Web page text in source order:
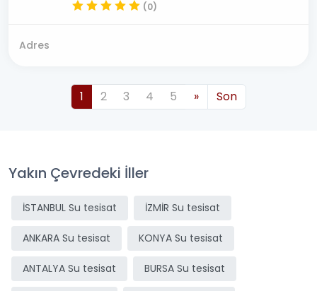
(0)
Adres
1 2 3 4 5 » Son
Yakın Çevredeki İller
İSTANBUL Su tesisat İZMİR Su tesisat
ANKARA Su tesisat KONYA Su tesisat
ANTALYA Su tesisat BURSA Su tesisat